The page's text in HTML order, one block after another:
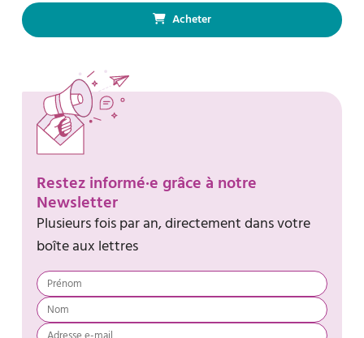
Acheter
Restez informé·e grâce à notre
Newsletter
Plusieurs fois par an, directement dans votre
boîte aux lettres